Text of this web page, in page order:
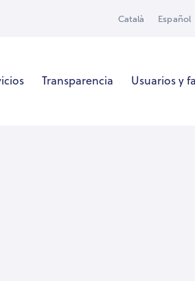
Català Español
Transparencia Usuarios y